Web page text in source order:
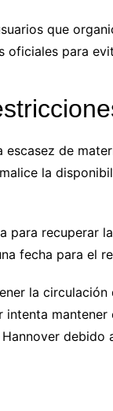
que
oficiales para
escasez de
la
para recuperar
fecha para el
la
intenta
debido